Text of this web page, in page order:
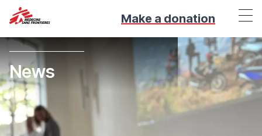
Make a donation
News